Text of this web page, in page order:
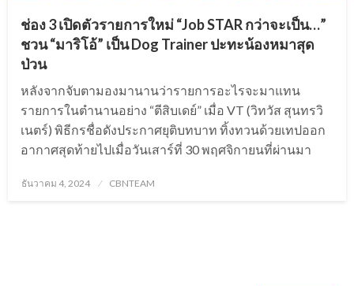
ช่อง 3 เปิดตัวรายการใหม่ “Job STAR กว่าจะเป็น…”
ชวน “มาริโอ้” เป็น Dog Trainer ปะทะน้องหมาสุด
ป่วน
หลังจากจับตามองมานานว่ารายการอะไรจะมาแทน
รายการในตำนานอย่าง “ตีสิบเดย์” เมื่อ VT (วิทวัส สุนทรวิ
เนตร์) พิธีกรชื่อดังประกาศยุติบทบาท ทิ้งทวนด้วยเทปออก
อากาศสุดท้ายไปเมื่อวันเสาร์ที่ 30 พฤศจิกายนที่ผ่านมา
Posted
ธันวาคม 4, 2024 CBNTEAM